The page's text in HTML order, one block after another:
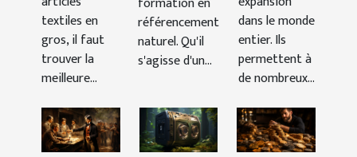
grossiste ?
textiles en
gros, il faut
trouver la
meilleure...
référencement
naturel. Qu'il
s'agisse d'un...
dans le monde
entier. Ils
permettent à
de nombreux...